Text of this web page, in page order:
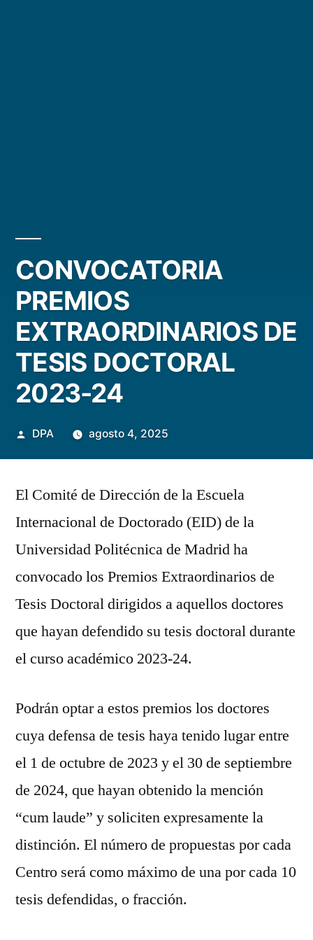
CONVOCATORIA
PREMIOS
EXTRAORDINARIOS DE
TESIS DOCTORAL
2023-24
Publicado
DPA agosto 4, 2025
El Comité de Dirección de la Escuela
Internacional de Doctorado (EID) de la
Universidad Politécnica de Madrid ha
convocado los Premios Extraordinarios de
Tesis Doctoral dirigidos a aquellos doctores
que hayan defendido su tesis doctoral durante
el curso académico 2023-24.
Podrán optar a estos premios los doctores
cuya defensa de tesis haya tenido lugar entre
el 1 de octubre de 2023 y el 30 de septiembre
de 2024, que hayan obtenido la mención
“cum laude” y soliciten expresamente la
distinción. El número de propuestas por cada
Centro será como máximo de una por cada 10
tesis defendidas, o fracción.